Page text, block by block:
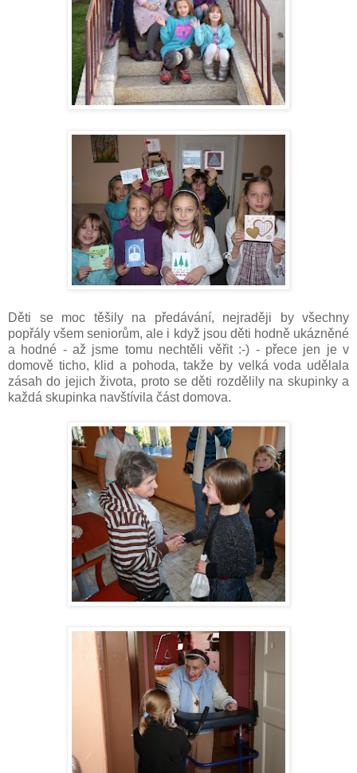
Děti se moc těšily na předávání, nejraději by všechny
popřály všem seniorům, ale i když jsou děti hodně ukázněné
a hodné - až jsme tomu nechtěli věřit :-) - přece jen je v
domově ticho, klid a pohoda, takže by velká voda udělala
zásah do jejich života, proto se děti rozdělily na skupinky a
každá skupinka navštívila část domova.